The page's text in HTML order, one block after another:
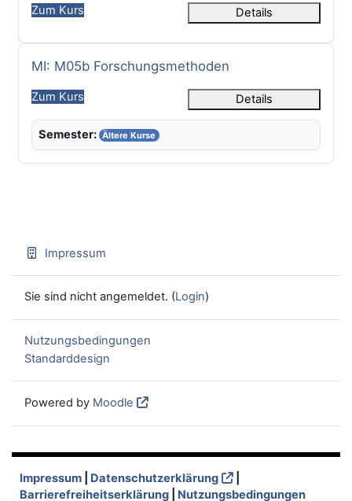
Zum Kurs Details
Kursname
MI: M05b Forschungsmethoden
Zum Kurs Details
Semester: Ältere Kurse
Impressum
Sie sind nicht angemeldet. (Login)
Nutzungsbedingungen
Standarddesign
Powered by Moodle
Impressum Datenschutzerklärung
Barrierefreiheitserklärung
Nutzungsbedingungen